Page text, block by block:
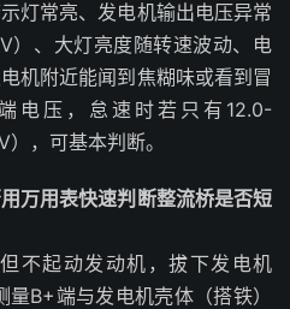
灯常亮、发电机输出电压异常
）、大灯亮度随转速波动、电
机附近能闻到焦糊味或看到冒
电压，怠速时若只有12.0-
，可基本判断。
万用表快速判断整流桥是否短
不起动发动机，拔下发电机
B+端与发电机壳体（搭铁）